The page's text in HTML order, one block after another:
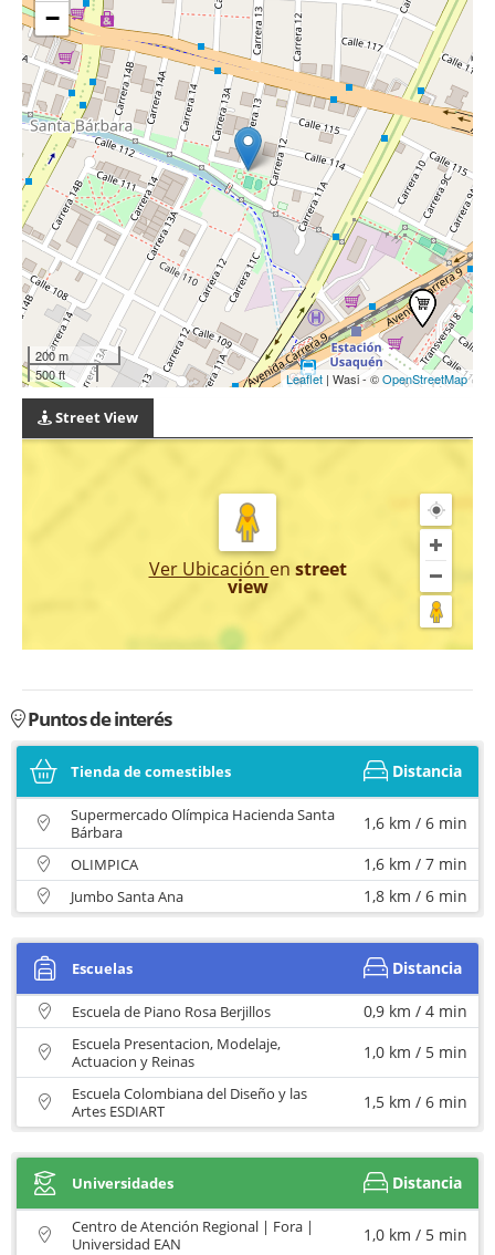
−
200 m
500 ft
Leaflet | Wasi - ©OpenStreetMap
Street View
Ver Ubicación en street
view
Puntos de interés
Tienda de comestibles Distancia
Supermercado Olímpica Hacienda Santa
Bárbara
1,6 km / 6 min
OLIMPICA 1,6 km / 7 min
Jumbo Santa Ana 1,8 km / 6 min
Escuelas Distancia
Escuela de Piano Rosa Berjillos 0,9 km / 4 min
Escuela Presentacion, Modelaje,
Actuacion y Reinas
1,0 km / 5 min
Escuela Colombiana del Diseño y las
Artes ESDIART
1,5 km / 6 min
Universidades Distancia
Centro de Atención Regional | Fora |
Universidad EAN
1,0 km / 5 min